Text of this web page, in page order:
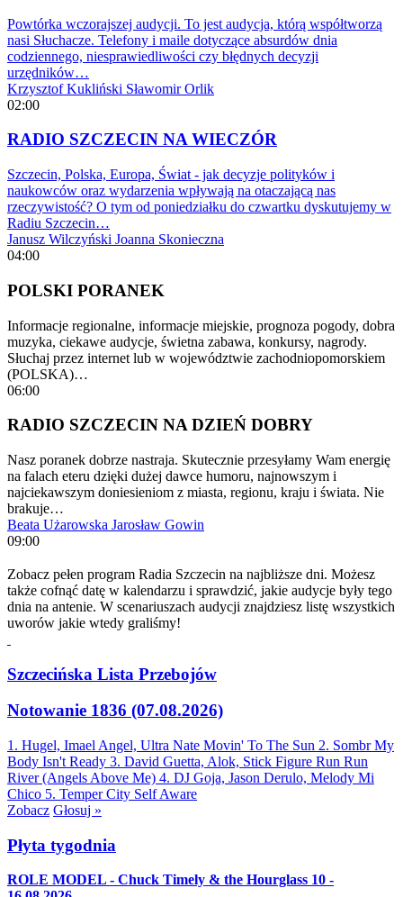
Powtórka wczorajszej audycji. To jest audycja, którą współtworzą
nasi Słuchacze. Telefony i maile dotyczące absurdów dnia
codziennego, niesprawiedliwości czy błędnych decyzji
urzędników…
Krzysztof Kukliński Sławomir Orlik
02:00
RADIO SZCZECIN NA WIECZÓR
Szczecin, Polska, Europa, Świat - jak decyzje polityków i
naukowców oraz wydarzenia wpływają na otaczającą nas
rzeczywistość? O tym od poniedziałku do czwartku dyskutujemy w
Radiu Szczecin…
Janusz Wilczyński Joanna Skonieczna
04:00
POLSKI PORANEK
Informacje regionalne, informacje miejskie, prognoza pogody, dobra
muzyka, ciekawe audycje, świetna zabawa, konkursy, nagrody.
Słuchaj przez internet lub w województwie zachodniopomorskiem
(POLSKA)…
06:00
RADIO SZCZECIN NA DZIEŃ DOBRY
Nasz poranek dobrze nastraja. Skutecznie przesyłamy Wam energię
na falach eteru dzięki dużej dawce humoru, najnowszym i
najciekawszym doniesieniom z miasta, regionu, kraju i świata. Nie
brakuje…
Beata Użarowska Jarosław Gowin
09:00
Zobacz pełen program Radia Szczecin na najbliższe dni. Możesz
także cofnąć datę w kalendarzu i sprawdzić, jakie audycje były tego
dnia na antenie. W scenariuszach audycji znajdziesz listę wszystkich
uworów jakie wtedy graliśmy!
Szczecińska Lista Przebojów
Notowanie 1836 (07.08.2026)
1. Hugel, Imael Angel, Ultra Nate Movin' To The Sun 2. Sombr My
Body Isn't Ready 3. David Guetta, Alok, Stick Figure Run Run
River (Angels Above Me) 4. DJ Goja, Jason Derulo, Melody Mi
Chico 5. Temper City Self Aware
Zobacz Głosuj »
Płyta tygodnia
ROLE MODEL - Chuck Timely & the Hourglass 10 -